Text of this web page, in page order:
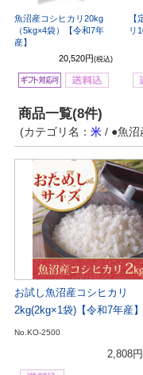
魚沼産コシヒカリ20kg
（5kg×4袋）【令和7年
産】
20,520円 (税込)
リ
商品一覧(8件)
(カテゴリ名： 米/ ●魚沼
お試し魚沼産コシヒカリ
2kg(2kg×1袋)【令和7年産】
No.KO-2500
2,808円